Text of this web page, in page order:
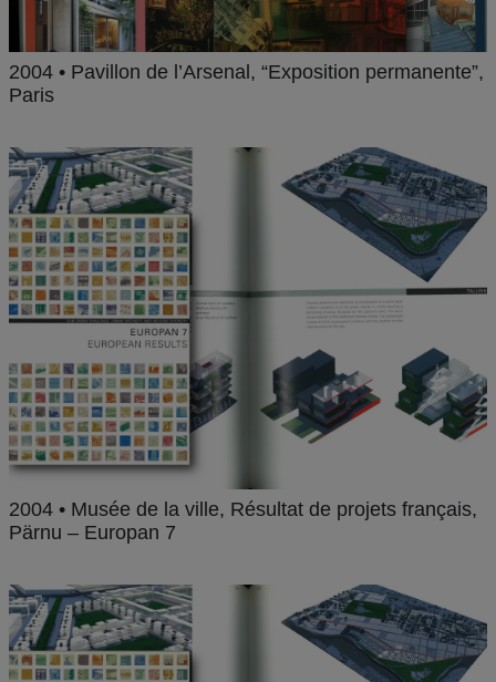
2004 • Pavillon de l’Arsenal, “Exposition permanente”,
Paris
2004 • Musée de la ville, Résultat de projets français,
Pärnu – Europan 7